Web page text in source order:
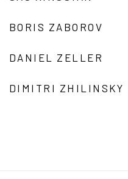
BORIS ZABOROV
DANIEL ZELLER
DIMITRI ZHILINSKY